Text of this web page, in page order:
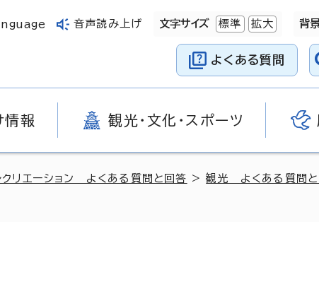
音声読み上げ 文字サイズ 標準 拡大 背
よくある質問
情報 観光・文化・スポーツ
クリエーション よくある質問と回答 >観光 よくある質問と